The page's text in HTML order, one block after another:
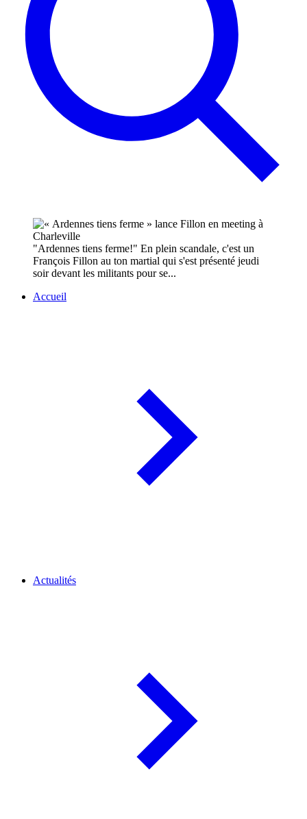
"Ardennes tiens ferme!" En plein scandale, c'est un
François Fillon au ton martial qui s'est présenté jeudi
soir devant les militants pour se...
Accueil
Actualités